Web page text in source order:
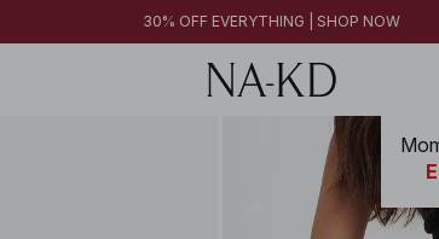
30% OFF EVERYTHING | SHOP NOW